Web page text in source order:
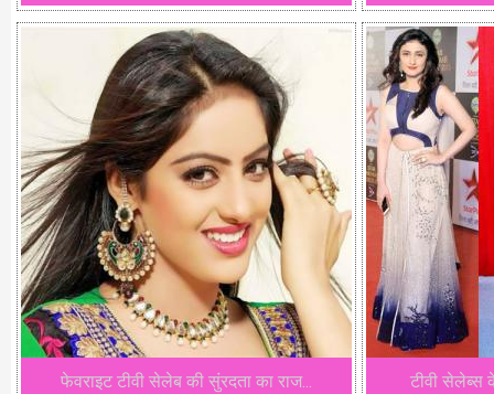
फेवराइट टीवी सेलेब की सुंरदता का राज... टीवी सेलेब्स